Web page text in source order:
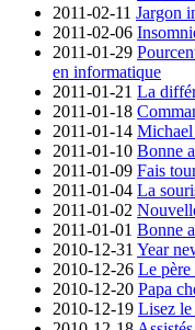
2011-02-11 Jargon
2011-02-06
2011-01-29
en informatique
2011-01-21 La
2011-01-18
2011-01-14 Michael
2011-01-10 Bonne
2011-01-09 Fais
2011-01-04 La
2011-01-02
2011-01-01 Bonne
2010-12-31 Year
2010-12-26 Le père
2010-12-20 Papa
2010-12-19 Lisez le